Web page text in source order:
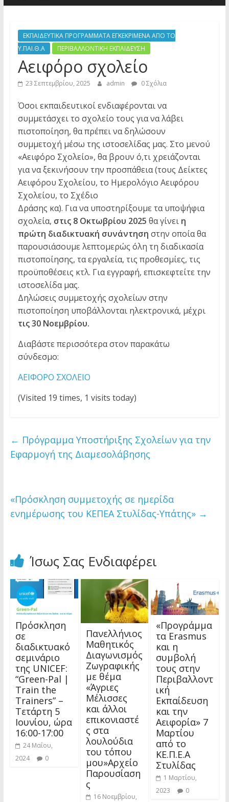
ΕΚΠΑΙΔΕΥΤΙΚΑ ΠΡΟΓΡΑΜΜΑΤΑ ΕΓΚΕΚΡΙΜΕΝΑ ΑΠΟ ΤΟ
Υ.ΠΑΙ.Θ.Α
ΠΕΡΙΒΑΛΛΟΝΤΙΚΗ ΕΚΠΑΙΔΕΥΣΗ
Αειφόρο σχολείο
23 Σεπτεμβρίου, 2025 admin 0 Σχόλια
Όσοι εκπαιδευτικοί ενδιαφέρονται να
συμμετάσχει το σχολείο τους για να λάβει
πιστοποίηση, θα πρέπει να δηλώσουν
συμμετοχή μέσω της ιστοσελίδας μας. Στο μενού
«Αειφόρο Σχολείο», θα βρουν ό,τι χρειάζονται
για να ξεκινήσουν την προσπάθεια (τους Δείκτες
Αειφόρου Σχολείου, το Ημερολόγιο Αειφόρου
Σχολείου, το Σχέδιο
Δράσης κα). Για να υποστηρίξουμε τα υποψήφια
σχολεία, στις 8 Οκτωβρίου 2025 θα γίνει η
πρώτη διαδικτυακή συνάντηση στην οποία θα
παρουσιάσουμε λεπτομερώς όλη τη διαδικασία
πιστοποίησης, τα εργαλεία, τις προθεσμίες, τις
προϋποθέσεις κτλ. Για εγγραφή, επισκεφτείτε την
ιστοσελίδα μας.
Δηλώσεις συμμετοχής σχολείων στην
πιστοποίηση υποβάλλονται ηλεκτρονικά, μέχρι
τις 30 Νοεμβρίου.
Διαβάστε περισσότερα στον παρακάτω
σύνδεσμο:
ΑΕΙΦΟΡΟ ΣΧΟΛΕΙΟ
(Visited 19 times, 1 visits today)
← Πρόγραμμα Υποστήριξης Σχολείων για την
Εφαρμογή της Διαμεσολάβησης
«Πρόσκληση συμμετοχής σε ημερίδα
ενημέρωσης του ΚΕΠΕΑ Στυλίδας-Υπάτης» →
Ίσως Σας Ενδιαφέρει
Πρόσκληση
σε
διαδικτυακό
σεμινάριο
της UNICEF:
“Green-Pal |
Train the
Trainers” –
Τετάρτη 5
Ιουνίου, ώρα
16:00-17:00
24 Μαΐου,
2024
0
Πανελλήνιος
Μαθητικός
Διαγωνισμός
Ζωγραφικής
με θέμα
«Άγριες
Μέλισσες
και άλλοι
επικονιαστέ
ς στα
λουλούδια
του τόπου
μου»Αρχείο
Παρουσίαση
ς
16 Νοεμβρίου,
«Προγράμμα
τα Erasmus
και η
συμβολή
τους στην
Περιβαλλοντ
ική
Εκπαίδευση
και την
Αειφορία» 7
Μαρτίου
από το
ΚΕ.Π.Ε.Α
Στυλίδας
1 Μαρτίου,
2023
0